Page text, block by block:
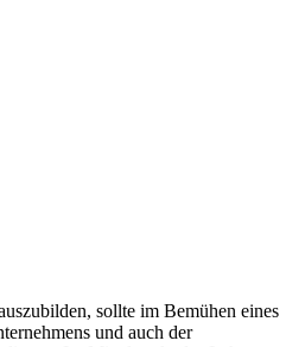
sollte im Bemühen eines
und auch der